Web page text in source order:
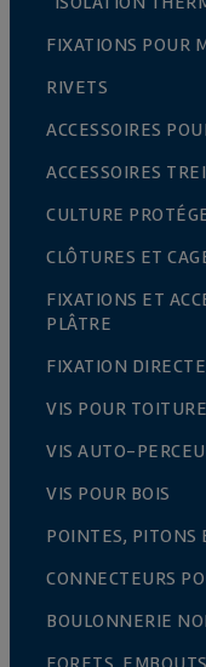
FIXATIONS POUR
RIVETS
ACCESSOIRES
ACCESSOIRES
CULTURE
CLÔTURES ET
FIXATIONS ET
PLÂTRE
FIXATION DIRECTE
VIS POUR
VIS AUTO-
VIS POUR BOIS
POINTES, PITONS
CONNECTEURS
BOULONNERIE